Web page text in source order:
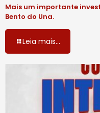
Mais um importante
Bento do Una.
Leia mais...